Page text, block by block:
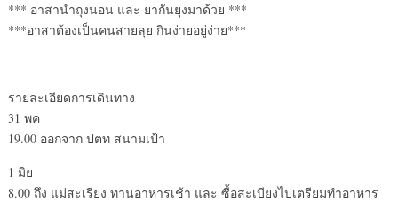
*** อาสานำถุงนอน และ ยากันยุงมาด้วย ***
***อาสาต้องเป็นคนสายลุย กินง่ายอยู่ง่าย***
รายละเอียดการเดินทาง
31 พค
19.00 ออกจาก ปตท สนามเป้า
1 มิย
8.00 ถึง แม่สะเรียง ทานอาหารเช้า และ ซื้อสะเบียงไปเตรียมทำอาหาร